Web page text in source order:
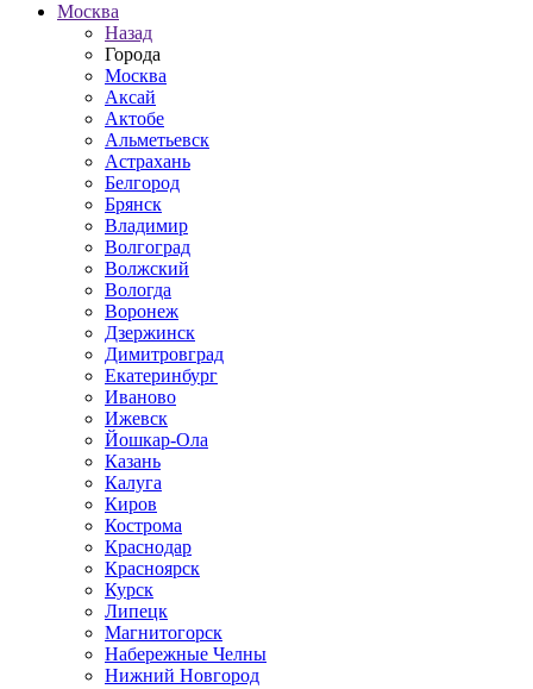
Москва
Назад
Города
Москва
Аксай
Актобе
Альметьевск
Астрахань
Белгород
Брянск
Владимир
Волгоград
Волжский
Вологда
Воронеж
Дзержинск
Димитровград
Екатеринбург
Иваново
Ижевск
Йошкар-Ола
Казань
Калуга
Киров
Кострома
Краснодар
Красноярск
Курск
Липецк
Магнитогорск
Набережные Челны
Нижний Новгород